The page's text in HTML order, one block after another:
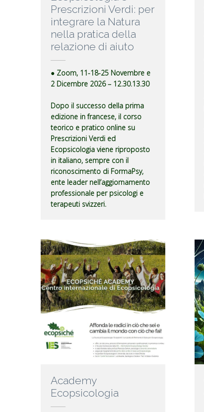
Prescrizioni Verdi: per
integrare la Natura
nella pratica della
relazione di aiuto
● Zoom, 11-18-25 Novembre e
2 Dicembre 2026 – 12.30.13.30
Dopo il successo della prima
edizione in francese, il corso
teorico e pratico online su
Prescrizioni Verdi ed
Ecopsicologia viene riproposto
in italiano, sempre con il
riconoscimento di FormaPsy,
ente leader nell’aggiornamento
professionale per psicologi e
terapeuti svizzeri.
Academy
Ecopsicologia